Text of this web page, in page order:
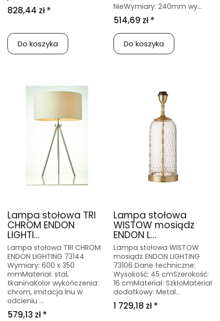
828,44 zł *
Do koszyka
NieWymiary: 240mm wy...
514,69 zł *
Do koszyka
Lampa stołowa TRI
CHROM ENDON
LIGHTI...
Lampa stołowa TRI CHROM
ENDON LIGHTING 73144
Wymiary: 600 x 350
mmMateriał: stal,
tkaninaKolor wykończenia:
chrom, imitacja lnu w
odcieniu ...
579,13 zł *
Lampa stołowa
WISTOW mosiądz
ENDON L...
Lampa stołowa WISTOW
mosiądz ENDON LIGHTING
73106 Dane techniczne:
Wysokość: 45 cmSzerokość:
16 cmMateriał: SzkłoMateriał
dodatkowy: Metal...
1 729,18 zł *